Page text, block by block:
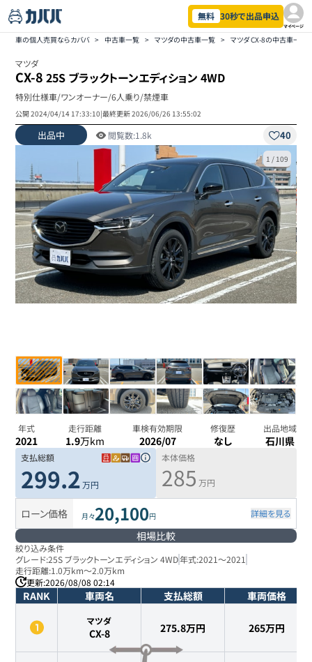
無料 30秒で出品申込
マイページ
車の個人売買ならカババ > 中古車一覧 > マツダの中古車一覧 > マツダ CX-8の中古車一覧
マツダ
CX-8 25S ブラックトーンエディション 4WD
特別仕様車/ワンオーナー/6人乗り/禁煙車
公開2024/04/14 17:33:10|最終更新2026/06/26 13:55:02
出品中 閲覧数:1.8k 40
1 / 109
年式
2021
走行距離
1.9万km
車検有効期限
2026/07
修復歴
なし
出品地域
石川県
支払総額
299.2 万円
本体価格
285 万円
ローン価格 月々20,100円 詳細を見る
相場比較
絞り込み条件
グレード:25S ブラックトーンエディション 4WD年式:2021～2021
走行距離:1.0万km～2.0万km
更新:2026/08/08 02:14
RANK 車両名 支払総額 車両価格
マツダ
CX-8 275.8万円 265万円